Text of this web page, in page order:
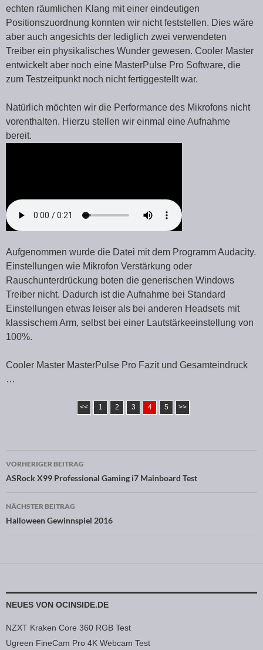
echten räumlichen Klang mit einer eindeutigen
Positionszuordnung konnten wir nicht feststellen. Dies wäre
aber auch angesichts der lediglich zwei verwendeten
Treiber ein physikalisches Wunder gewesen. Cooler Master
entwickelt aber noch eine MasterPulse Pro Software, die
zum Testzeitpunkt noch nicht fertiggestellt war.
Natürlich möchten wir die Performance des Mikrofons nicht
vorenthalten. Hierzu stellen wir einmal eine Aufnahme
bereit.
Aufgenommen wurde die Datei mit dem Programm Audacity.
Einstellungen wie Mikrofon Verstärkung oder
Rauschunterdrückung boten die generischen Windows
Treiber nicht. Dadurch ist die Aufnahme bei Standard
Einstellungen etwas leiser als bei anderen Headsets mit
klassischem Arm, selbst bei einer Lautstärkeeinstellung von
100%.
Cooler Master MasterPulse Pro Fazit und Gesamteindruck
…
<< 1 2 3 4 5 >>
Beitragsnavigation
VORHERIGER BEITRAG
ASRock X99 Professional Gaming i7 Mainboard Test
NÄCHSTER BEITRAG
Halloween Gewinnspiel 2016
NEUES VON OCINSIDE.DE
NZXT Kraken Core 360 RGB Test
Ugreen FineCam Pro 4K Webcam Test